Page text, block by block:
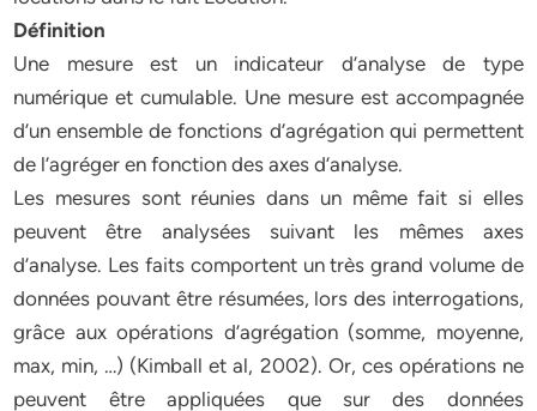
Définition
Une mesure est un indicateur d’analyse de type
numérique et cumulable. Une mesure est accompagnée
d’un ensemble de fonctions d’agrégation qui permettent
de l’agréger en fonction des axes d’analyse.
Les mesures sont réunies dans un même fait si elles
peuvent être analysées suivant les mêmes axes
d’analyse. Les faits comportent un très grand volume de
données pouvant être résumées, lors des interrogations,
grâce aux opérations d’agrégation (somme, moyenne,
max, min, …) (Kimball et al, 2002). Or, ces opérations ne
peuvent être appliquées que sur des données